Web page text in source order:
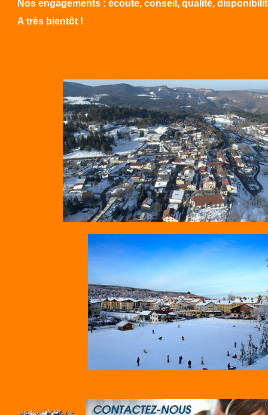
Nos engagements : écoute, conseil, qualité,
A très bientôt !